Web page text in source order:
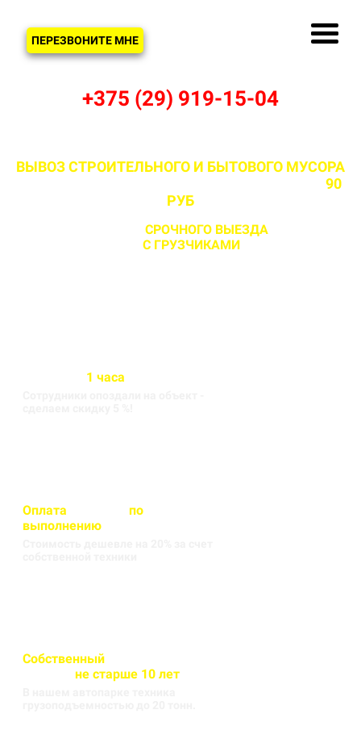
ПЕРЕЗВОНИТЕ МНЕ
+375 (29) 919-15-04
ВЫВОЗ СТРОИТЕЛЬНОГО И БЫТОВОГО МУСОРА
90
РУБ
СРОЧНОГО ВЫЕЗДА
С ГРУЗЧИКАМИИ БЕЗ
1 часа
Оплата
по
выполнению
Собственный
не старше 10 лет